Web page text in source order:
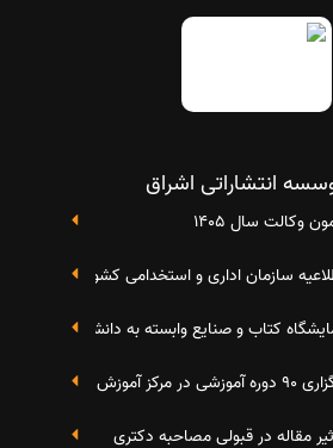
انتشاراتی اشراق
وکالت سال 1405
سازمان اداری و استخدامی کشور در خصوص
کتاب و صنایع وابسته به دانشگاه صنعتی شریف 4 الی 8 مهر
در مرکز آموزش فرهنگی دانشگاه علامه
مقاله در قبولی مصاحبه دکتری